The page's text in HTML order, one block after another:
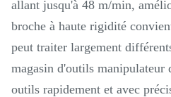
allant jusqu'à 48 m/min,
broche à haute rigidité
peut traiter largement
magasin d'outils manipulateur
outils rapidement et avec